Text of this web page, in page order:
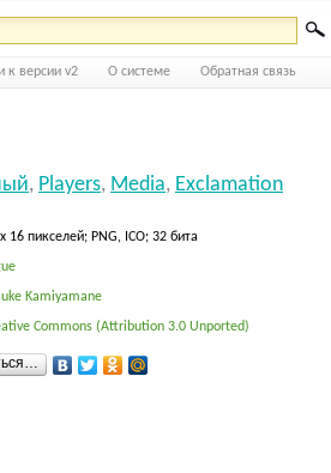
к версии v2 О системе Обратная связь
, Players, Media, Exclamation
16 пикселей; PNG, ICO; 32 бита
Kamiyamane
Commons (Attribution 3.0 Unported)